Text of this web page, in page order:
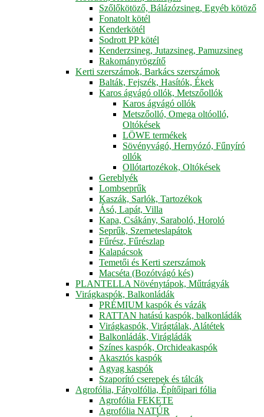
Szőlőkötöző, Bálázózsineg, Egyéb kötöző
Fonatolt kötél
Kenderkötél
Sodrott PP kötél
Kenderzsineg, Jutazsineg, Pamuzsineg
Rakományrögzítő
Kerti szerszámok, Barkács szerszámok
Balták, Fejszék, Hasítók, Ékek
Karos ágvágó ollók, Metszőollók
Karos ágvágó ollók
Metszőolló, Omega oltóolló,
Oltókések
LÖWE termékek
Sövényvágó, Hernyózó, Fűnyíró
ollók
Ollótartozékok, Oltókések
Gereblyék
Lombseprűk
Kaszák, Sarlók, Tartozékok
Ásó, Lapát, Villa
Kapa, Csákány, Saraboló, Horoló
Seprűk, Szemeteslapátok
Fűrész, Fűrészlap
Kalapácsok
Temetői és Kerti szerszámok
Macséta (Bozótvágó kés)
PLANTELLA Növénytápok, Műtrágyák
Virágkaspók, Balkonládák
PRÉMIUM kaspók és vázák
RATTAN hatású kaspók, balkonládák
Virágkaspók, Virágtálak, Alátétek
Balkonládák, Virágládák
Színes kaspók, Orchideakaspók
Akasztós kaspók
Agyag kaspók
Szaporító cserepek és tálcák
Agrofólia, Fátyolfólia, Építőipari fólia
Agrofólia FEKETE
Agrofólia NATÚR